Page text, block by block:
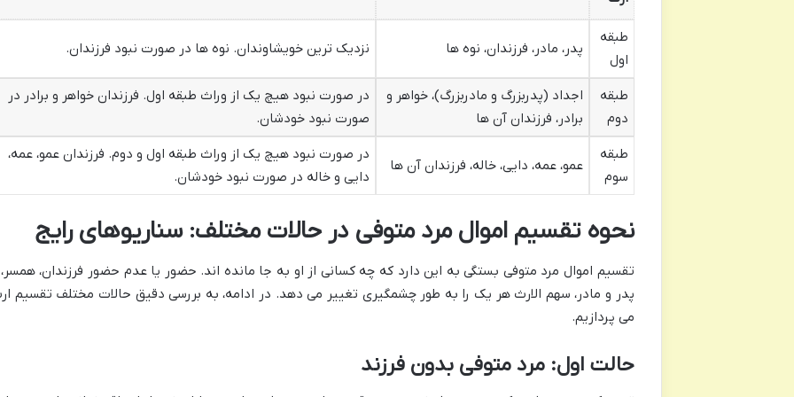
طبقه
اول
پدر، مادر، فرزندان، نوه ها نزدیک ترین خویشاوندان. نوه ها در صورت نبود فرزندان.
طبقه
دوم
اجداد (پدربزرگ و مادربزرگ)، خواهر و
برادر، فرزندان آن ها
در صورت نبود هیچ یک از وراث طبقه اول. فرزندان خواهر و برادر در
صورت نبود خودشان.
طبقه
سوم
عمو، عمه، دایی، خاله، فرزندان آن ها
در صورت نبود هیچ یک از وراث طبقه اول و دوم. فرزندان عمو، عمه،
دایی و خاله در صورت نبود خودشان.
نحوه تقسیم اموال مرد متوفی در حالات مختلف: سناریوهای رایج
تقسیم اموال مرد متوفی بستگی به این دارد که چه کسانی از او به جا مانده اند. حضور یا عدم حضور فرزندان،
پدر و مادر، سهم الارث هر یک را به طور چشمگیری تغییر می دهد. در ادامه، به بررسی دقیق حالات مختلف تقسیم
می پردازیم.
حالت اول: مرد متوفی بدون فرزند